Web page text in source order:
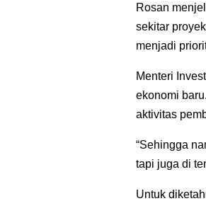
Rosan
sekitar
menjadi
Menteri
ekonomi
aktivitas
“Sehingga
tapi juga di
Untuk